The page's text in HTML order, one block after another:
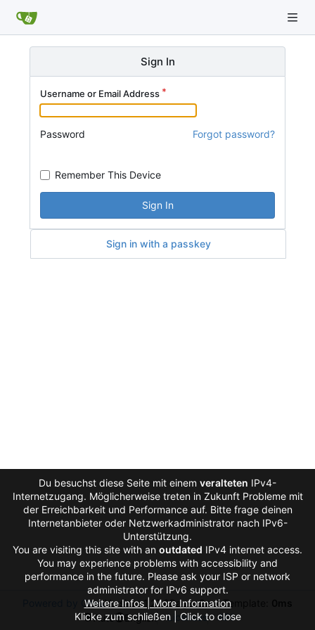
Sign In
Username or Email Address
Password Forgot password?
Remember This Device
Sign In
Sign in with a passkey
Powered by GiteaVersion: 1.27.0Page:2msTemplate:
Auto
English Licenses API
Du besuchst diese Seite mit einem veralteten IPv4-
Internetzugang. Möglicherweise treten in Zukunft Probleme mit
der Erreichbarkeit und Performance auf. Bitte frage deinen
Internetanbieter oder Netzwerkadministrator nach IPv6-
Unterstützung.
You are visiting this site with an outdated IPv4 internet access.
You may experience problems with accessibility and
performance in the future. Please ask your ISP or network
administrator for IPv6 support.
Weitere Infos | More Information
Klicke zum schließen | Click to close